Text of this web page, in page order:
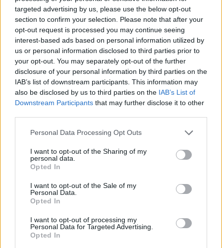
targeted advertising by us, please use the below opt-out
section to confirm your selection. Please note that after your
opt-out request is processed you may continue seeing
interest-based ads based on personal information utilized by
us or personal information disclosed to third parties prior to
your opt-out. You may separately opt-out of the further
disclosure of your personal information by third parties on the
IAB’s list of downstream participants. This information may
also be disclosed by us to third parties on the IAB’s List of
Downstream Participants that may further disclose it to other
Please note that this website/app uses one or more Google
not limited to your visit or usage behaviour. You may click to
grant or deny consent to Google and its third-party tags to
use your data for below specified purposes in below Google
consent section.
Personal Data Processing Opt Outs
I want to opt-out of the Sharing of my
personal data.
Opted In
I want to opt-out of the Sale of my
Personal Data.
Opted In
I want to opt-out of processing my
Personal Data for Targeted Advertising.
Opted In
mint egy évtizede próbálkozik a regény
megfilmesítésével. AzAmerikai pasztorál
Rothnak a második háború utáni amerikai
életet ábrázoló trilógiájának első darabja,
amelyet később aKommunistához mentem
feleségül és aSzégyencímű kötet követett.
Ewan McGregor most éppen aHogyan rohanj
a veszTEDbecímű westernkomédiában látható
családi drámában láthatta a közönség. Noyce
rendezte a
Férfias játékok, Végveszélyben é
legutóbb aSalt ügynök
című akciófilmeket. Az
utóbbi három évben televíziós produkciókon
dolgozott.
Forrás: MTI